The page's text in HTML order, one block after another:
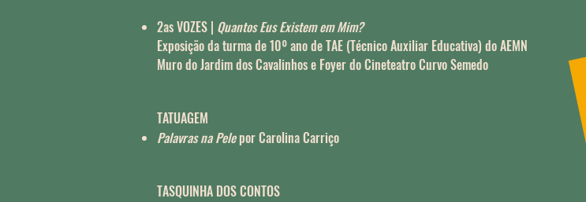
2as VOZES | Quantos Eus Existem em Mim?
Exposição da turma de 10º ano de TAE (Técnico Auxiliar Educativa) do AEMN
Muro do Jardim dos Cavalinhos e Foyer do Cineteatro Curvo Semedo
TATUAGEM
Palavras na Pelepor Carolina Carriço
TASQUINHA DOS CONTOS